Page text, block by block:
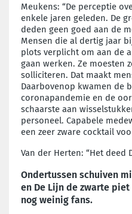
Meukens: “De perceptie
enkele jaren geleden. De
deden geen goed aan de
Mensen die al dertig jaar
plots verplicht om aan de
gaan werken. Ze moesten
solliciteren. Dat maakt
Daarbovenop kwamen de
coronapandemie en de
schaarste aan
personeel. Capabele
een zeer zware cocktail
Van der Herten: “Het deed
Ondertussen schuiven
en De Lijn de zwarte
nog weinig fans.